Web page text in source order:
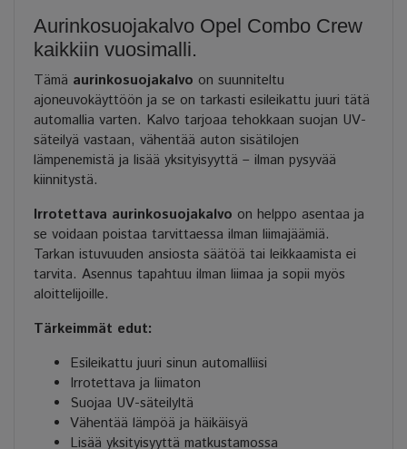
Aurinkosuojakalvo Opel Combo Crew
kaikkiin vuosimalli.
Tämä aurinkosuojakalvo on suunniteltu
ajoneuvokäyttöön ja se on tarkasti esileikattu juuri tätä
automallia varten. Kalvo tarjoaa tehokkaan suojan UV-
säteilyä vastaan, vähentää auton sisätilojen
lämpenemistä ja lisää yksityisyyttä – ilman pysyvää
kiinnitystä.
Irrotettava aurinkosuojakalvo on helppo asentaa ja
se voidaan poistaa tarvittaessa ilman liimajäämiä.
Tarkan istuvuuden ansiosta säätöä tai leikkaamista ei
tarvita. Asennus tapahtuu ilman liimaa ja sopii myös
aloittelijoille.
Tärkeimmät edut:
Esileikattu juuri sinun automalliisi
Irrotettava ja liimaton
Suojaa UV-säteilyltä
Vähentää lämpöä ja häikäisyä
Lisää yksityisyyttä matkustamossa